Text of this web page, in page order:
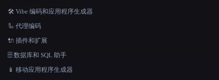
🛠️ Vibe 编码和应用程序生成器
🦾 代理编码
🔌 插件和扩展
🗄️ 数据库和 SQL 助手
📱 移动应用程序生成器